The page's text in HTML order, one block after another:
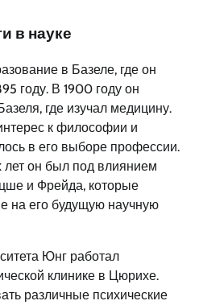
в науке
в Базеле, где он
году. В 1900 году он
где изучал медицину.
к философии и
в его выборе профессии.
лет он был под влиянием
и Фрейда, которые
на его будущую научную
Юнг работал
клинике в Цюрихе.
различные психические